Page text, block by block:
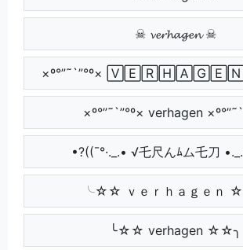
☠ 𝓿𝓮𝓻𝓱𝓪𝓰𝓮𝓷 ☠
×º°”˜`”°º× 🅅🄴🅁🄷🄰🄶🄴🄽
×º°”˜`”°º× verhagen
•?((¯°·._.• √乇尺んﾑム乇刀
╰☆☆ ｖｅｒｈａｇｅｎ
╰☆☆ verhagen ☆☆╮